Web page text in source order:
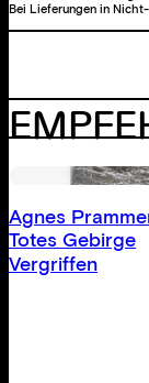
Bei Lieferungen in
Agnes
Totes Gebirge
Vergriffen